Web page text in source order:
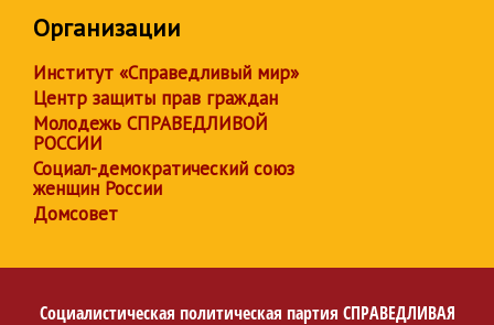
Организации
Институт «Справедливый мир»
Центр защиты прав граждан
Молодежь СПРАВЕДЛИВОЙ
РОССИИ
Социал-демократический союз
женщин России
Домсовет
Социалистическая политическая партия СПРАВЕДЛИВАЯ